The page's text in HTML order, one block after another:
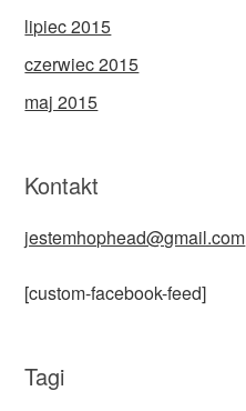
lipiec 2015
czerwiec 2015
maj 2015
Kontakt
jestemhophead@gmail.com
[custom-facebook-feed]
Tagi